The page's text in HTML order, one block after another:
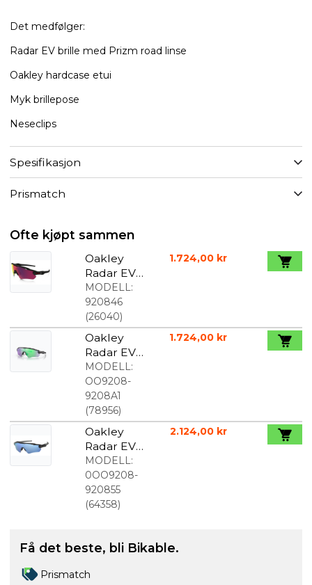
Det medfølger:
Radar EV brille med Prizm road linse
Oakley hardcase etui
Myk brillepose
Neseclips
Spesifikasjon
Prismatch
Ofte kjøpt sammen
Oakley
Radar EV
Path Prizm
Road
Sort/Rød
MODELL:
920846
(26040)
1.724,00 kr
Oakley
Radar EV
Path svart
Prizm Road
Jade
MODELL:
OO9208-
9208A1
(78956)
1.724,00 kr
Oakley
Radar EV
Path Prizm
Deep
Water
Polarized
MODELL:
0OO9208-
920855
(64358)
2.124,00 kr
Få det beste, bli Bikable.
Prismatch